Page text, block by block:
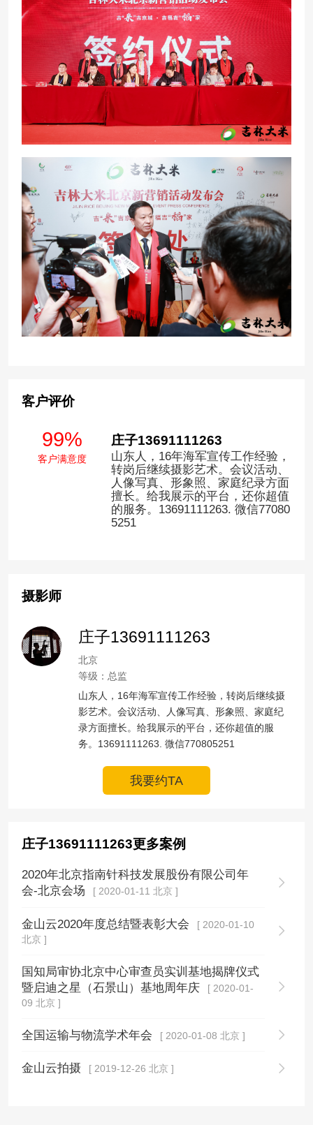
客户评价
99%
客户满意度
庄子13691111263
山东人，16年海军宣传工作经验，
转岗后继续摄影艺术。会议活动、
人像写真、形象照、家庭纪录方面
擅长。给我展示的平台，还你超值
的服务。13691111263. 微信77080
5251
摄影师
庄子13691111263
北京
等级：总监
山东人，16年海军宣传工作经验，转岗后继续摄
影艺术。会议活动、人像写真、形象照、家庭纪
录方面擅长。给我展示的平台，还你超值的服
务。13691111263. 微信770805251
我要约TA
庄子13691111263更多案例
2020年北京指南针科技发展股份有限公司年
会-北京会场
[ 2020-01-11 北京 ]
金山云2020年度总结暨表彰大会
[ 2020-01-10
北京 ]
国知局审协北京中心审查员实训基地揭牌仪式
暨启迪之星（石景山）基地周年庆
[ 2020-01-
09 北京 ]
全国运输与物流学术年会 [ 2020-01-08 北京 ]
金山云拍摄 [ 2019-12-26 北京 ]